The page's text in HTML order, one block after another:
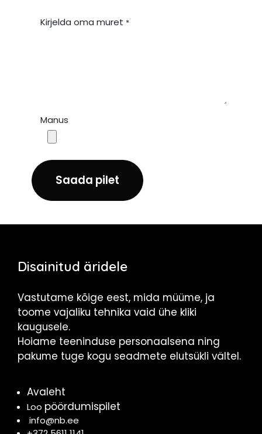
Kirjelda oma muret *
Manus
Saada pilet
Disainitud äridele
Vastutame kõige eest, mida müüme, ja
toome vajaliku tehnika vaid ühe kliki
kaugusele.
Hoiame teeninduse personaalsena ning
pakume tuge kogu seadmete elutsükli vältel.
Avaleht
Loo pöördumispilet
info@nb.ee